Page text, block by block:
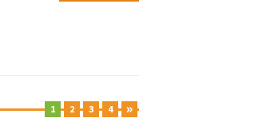
1 2 3 4 »